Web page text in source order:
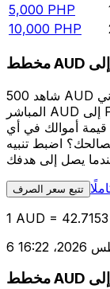
5,000 PHP
10,000 PHP
شاهد 500 AUD الخاص بك أثناء الحركة. يتتبع الرسم البياني
المباشر AUD إلى PHP الخاص بنا على مدار 12 شهرًا من أسعار
أموالك في أي
اضبط تنبيه
تتبع سعر الصرف
1 AUD =